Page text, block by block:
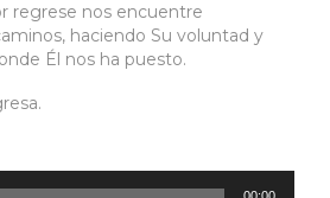
regrese nos encuentre
haciendo Su voluntad y
Él nos ha puesto.